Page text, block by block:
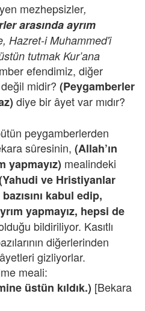
mezhepsizler,
arasında ayrım
Hazret-i Muhammed'i
tutmak Kur’ana
efendimiz, diğer
midir? (Peygamberler
diye bir âyet var mıdır?
peygamberlerden
sûresinin, (Allah’ın
yapmayız) mealindeki
ve Hristiyanlar
kabul edip,
yapmayız, hepsi de
bildiriliyor. Kasıtlı
diğerlerinden
gizliyorlar.
meali:
üstün kıldık.) [Bekara